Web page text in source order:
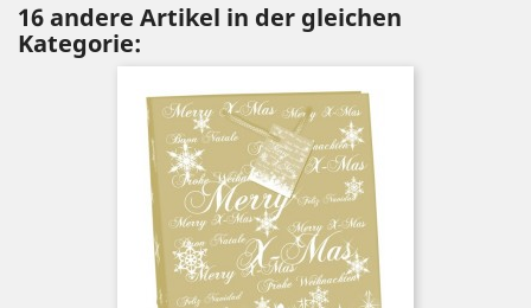
16 andere Artikel in der gleichen
Kategorie: